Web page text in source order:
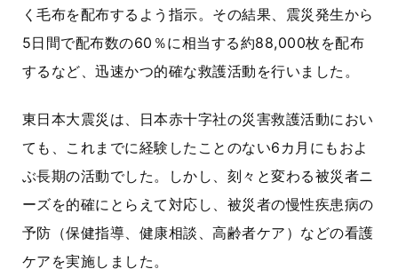
く毛布を配布するよう指示。その結果、震災発生から
5日間で配布数の60％に相当する約88,000枚 を配布
するなど、迅速かつ的確な救護活動を行いました。
東日本大震災は、日本赤十字社の災害救護活動におい
ても、これまでに経験したことのない6カ月 にもおよ
ぶ長期の活動でした。しかし、刻々と変わる被災者ニ
ーズを的確にとらえて対応し、被災者の慢性疾患病の
予防（保健指導、健康相談、高齢者ケア）などの看護
ケアを実施しました。